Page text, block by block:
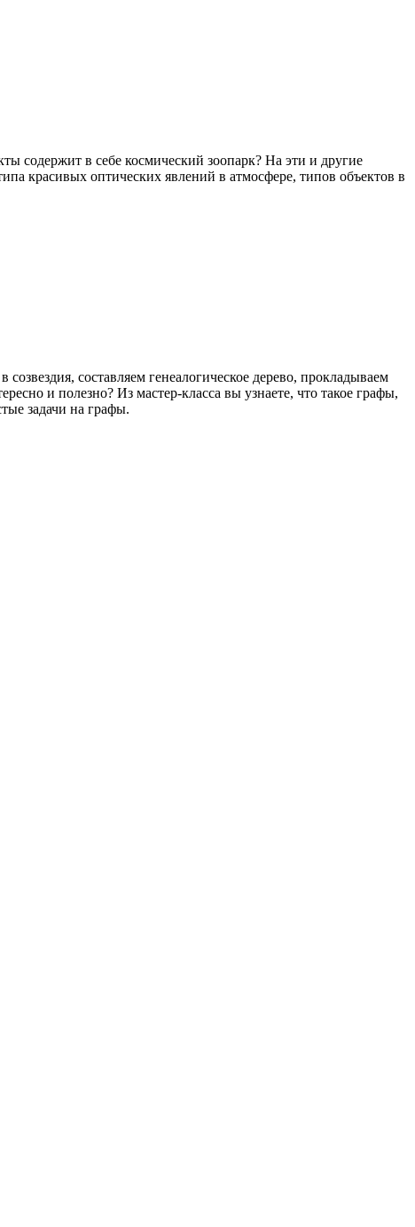
содержит в себе космический зоопарк? На эти и другие
красивых оптических явлений в атмосфере, типов объектов в
составляем генеалогическое дерево, прокладываем
и полезно? Из мастер-класса вы узнаете, что такое графы,
задачи на графы.